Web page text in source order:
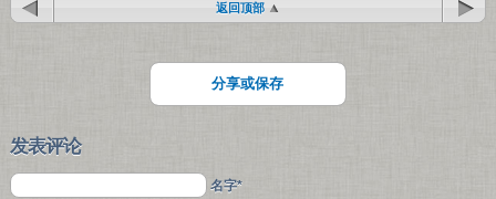
返回顶部
分享或保存
发表评论
名字*